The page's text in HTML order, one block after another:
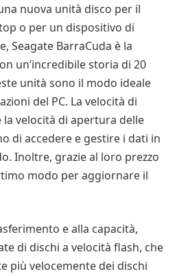
nuova unità disco per il
o per un dispositivo di
Seagate BarraCuda è la
un’incredibile storia di 20
unità sono il modo ideale
del PC. La velocità di
velocità di apertura delle
di accedere e gestire i dati in
Inoltre, grazie al loro prezzo
modo per aggiornare il
e alla capacità,
di dischi a velocità flash, che
più velocemente dei dischi